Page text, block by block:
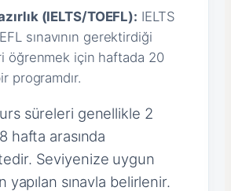
(IELTS/TOEFL): IELTS
sınavının gerektirdiği
öğrenmek için haftada 20
programdır.
süreleri genellikle 2
hafta arasında
Seviyenize uygun
yapılan sınavla belirlenir.